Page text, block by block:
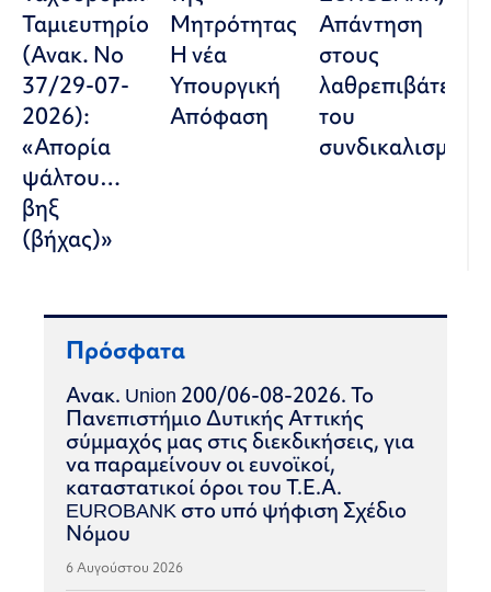
Ταμιευτηρίου»
(Ανακ. Νο
37/29-07-
2026):
«Απορία
ψάλτου…
βηξ
(βήχας)»
Μητρότητας:
Η νέα
Υπουργική
Απόφαση
Απάντηση
στους
λαθρεπιβάτες
του
συνδικαλισμού
Πρόσφατα
Ανακ. Union 200/06-08-2026. Το
Πανεπιστήμιο Δυτικής Αττικής
σύμμαχός μας στις διεκδικήσεις, για
να παραμείνουν οι ευνοϊκοί,
καταστατικοί όροι του Τ.Ε.Α.
EUROBANK στο υπό ψήφιση Σχέδιο
Νόμου
6 Αυγούστου 2026